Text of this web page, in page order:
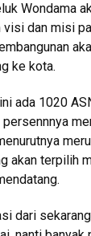
Wondama
dan misi
ke kota.
ada 1020
akan terpilih
dari